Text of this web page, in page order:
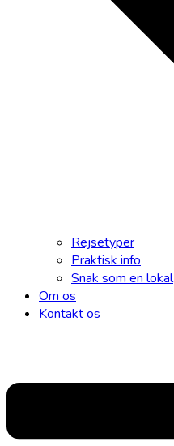
Rejsetyper
Praktisk info
Snak som en lokal
Om os
Kontakt os